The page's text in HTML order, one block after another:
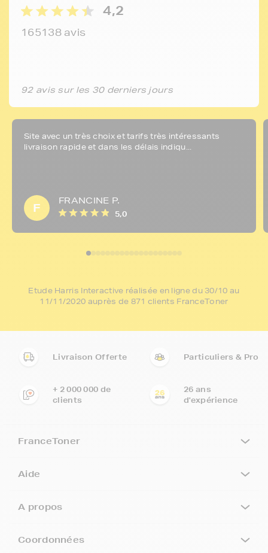
4,2
165138 avis
92 avis sur les 30 derniers jours
Site avec un très choix et tarifs très intéressants
livraison rapide et dans les délais indiqu...
F
FRANCINE P.
5,0
Etude Harris Interactive réalisée en ligne du 30/10 au
11/11/2020 auprès de 871 clients FranceToner
Livraison Offerte Particuliers & Pro
+ 2 000 000 de
clients
26 ans
d'expérience
FranceToner
Aide
A propos
Coordonnées